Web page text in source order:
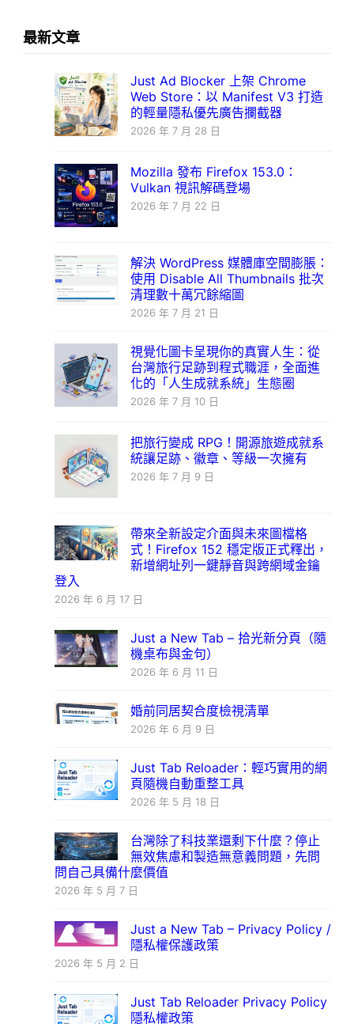
最新文章
Just Ad Blocker 上架 Chrome
Web Store：以 Manifest V3 打造
的輕量隱私優先廣告攔截器
2026 年 7 月 28 日
Mozilla 發布 Firefox 153.0：
Vulkan 視訊解碼登場
2026 年 7 月 22 日
解決 WordPress 媒體庫空間膨脹：
使用 Disable All Thumbnails 批次
清理數十萬冗餘縮圖
2026 年 7 月 21 日
視覺化圖卡呈現你的真實人生：從
台灣旅行足跡到程式職涯，全面進
化的「人生成就系統」生態圈
2026 年 7 月 10 日
把旅行變成 RPG！開源旅遊成就系
統讓足跡、徽章、等級一次擁有
2026 年 7 月 9 日
帶來全新設定介面與未來圖檔格
式！Firefox 152 穩定版正式釋出，
新增網址列一鍵靜音與跨網域金鑰
登入
2026 年 6 月 17 日
Just a New Tab – 拾光新分頁（隨
機桌布與金句）
2026 年 6 月 11 日
婚前同居契合度檢視清單
2026 年 6 月 9 日
Just Tab Reloader：輕巧實用的網
頁隨機自動重整工具
2026 年 5 月 18 日
台灣除了科技業還剩下什麼？停止
無效焦慮和製造無意義問題，先問
問自己具備什麼價值
2026 年 5 月 7 日
Just a New Tab – Privacy Policy /
隱私權保護政策
2026 年 5 月 2 日
Just Tab Reloader Privacy Policy
隱私權政策